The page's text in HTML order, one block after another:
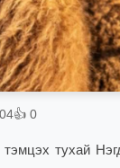
👍 0
тухай